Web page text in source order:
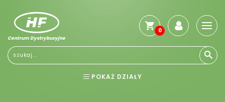
Centrum Dystrybucyjne
0
POKAŻ DZIAŁY